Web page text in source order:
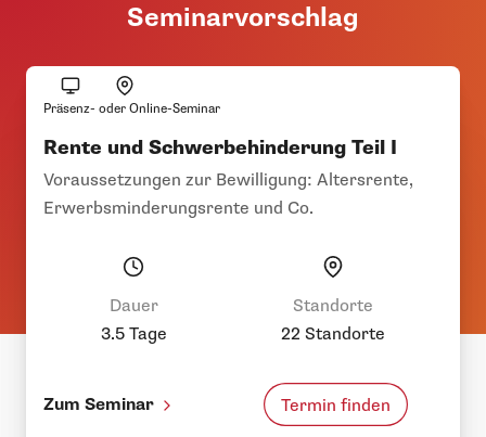
Seminarvorschlag
Präsenz- oder Online-Seminar
Rente und Schwerbehinderung Teil I
Voraussetzungen zur Bewilligung: Altersrente,
Erwerbsminderungsrente und Co.
Dauer
3.5 Tage
Standorte
22 Standorte
Zum Seminar Termin finden